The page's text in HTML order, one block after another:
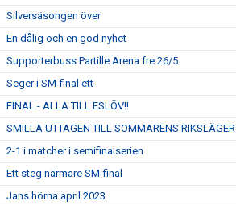
Silversäsongen över
En dålig och en god nyhet
Supporterbuss Partille Arena fre 26/5
Seger i SM-final ett
FINAL - ALLA TILL ESLÖV!!
SMILLA UTTAGEN TILL SOMMARENS RIKSLÄGER
2-1 i matcher i semifinalserien
Ett steg närmare SM-final
Jans hörna april 2023